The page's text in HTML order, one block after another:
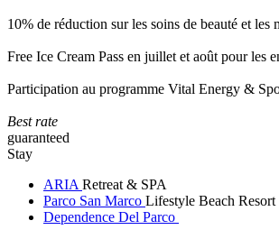
10% de réduction sur les soins de beauté et les
Free Ice Cream Pass en juillet et août pour les
Participation au programme Vital Energy &
Best rate
guaranteed
Stay
ARIA Retreat & SPA
Parco San Marco Lifestyle Beach Resort
Dependence Del Parco